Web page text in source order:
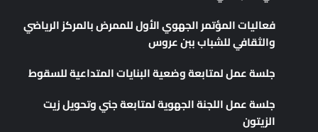
فعاليات المؤتمر الجهوي الأول للممرض بالمركز الرياضي
والثقافي للشباب ببن عروس
جلسة عمل لمتابعة وضعية البنايات المتداعية للسقوط
جلسة عمل اللجنة الجهوية لمتابعة جني وتحويل زيت
الزيتون